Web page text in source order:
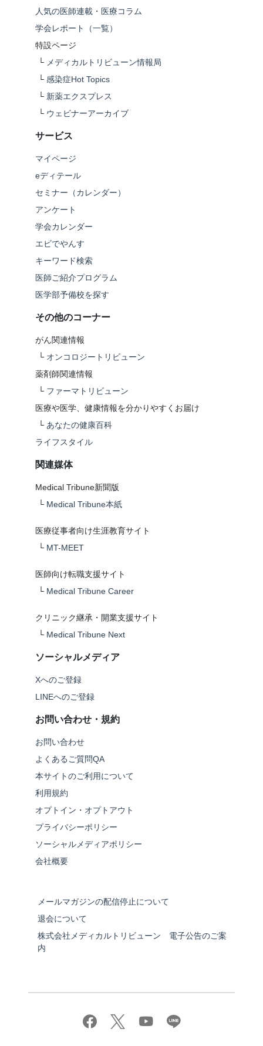
人気の医師連載・医療コラム
学会レポート（一覧）
特設ページ
└ メディカルトリビューン情報局
└ 感染症Hot Topics
└ 新薬エクスプレス
└ ウェビナーアーカイブ
サービス
マイページ
eディテール
セミナー（カレンダー）
アンケート
学会カレンダー
エビでやんす
キーワード検索
医師ご紹介プログラム
医学部予備校を探す
その他のコーナー
がん関連情報
└ オンコロジートリビューン
薬剤師関連情報
└ ファーマトリビューン
医療や医学、健康情報を分かりやすくお届け
└ あなたの健康百科
ライフスタイル
関連媒体
Medical Tribune新聞版
└ Medical Tribune本紙
医療従事者向け生涯教育サイト
└ MT-MEET
医師向け転職支援サイト
└ Medical Tribune Career
クリニック継承・開業支援サイト
└ Medical Tribune Next
ソーシャルメディア
Xへのご登録
LINEへのご登録
お問い合わせ・規約
お問い合わせ
よくあるご質問QA
本サイトのご利用について
利用規約
オプトイン・オプトアウト
プライバシーポリシー
ソーシャルメディアポリシー
会社概要
メールマガジンの配信停止について
退会について
株式会社メディカルトリビューン 電子公告のご案
内